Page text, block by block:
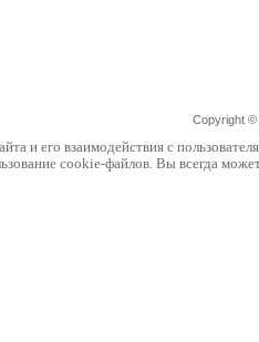
Copyright ©
и его взаимодействия с
cookie-файлов. Вы всегда